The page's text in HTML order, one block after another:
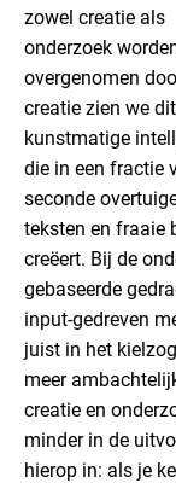
zowel creatie als
onderzoek
overgenomen
creatie zien we
kunstmatige
die in een fractie
seconde
teksten en fraaie
creëert. Bij de
gebaseerde
input-gedreven
juist in het
meer
creatie en
minder in de
hierop in: als je